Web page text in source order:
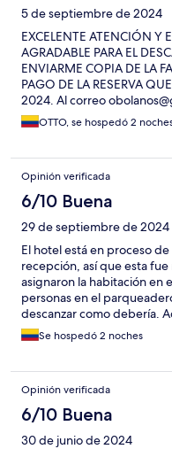
5 de septiembre de 2024
EXCELENTE ATENCIÓN Y
AGRADABLE PARA EL
ENVIARME COPIA DE LA
PAGO DE LA RESERVA
2024. Al correo
AGRADECIDO. EL VALOR
OTTO, se hospedó 2
Opinión verificada
6/10 Buena
29 de septiembre de 2024
El hotel está en proceso
recepción, así que esta
asignaron la habitación en
personas en el
descanzar como debería.
ruido del grupo tampoco
Se hospedó 2 noches
Opinión verificada
6/10 Buena
30 de junio de 2024